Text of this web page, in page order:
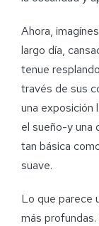
Ahora,
largo día,
tenue
través de sus
una exposición
el sueño-y una
tan básica
suave.
Lo que parece
más